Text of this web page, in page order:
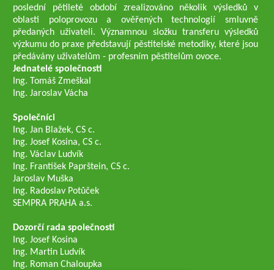
poslední pětileté období zrealizováno několik výsledků v
oblasti poloprovozu a ověřených technologií smluvně
předaných uživateli. Významnou složku transferu výsledků
výzkumu do praxe představují pěstitelské metodiky, které jsou
předávány uživatelům - profesním pěstitelům ovoce.
Jednatelé společnosti
Ing. Tomáš Zmeškal
Ing. Jaroslav Vácha
Společníci
Ing. Jan Blažek, CS c.
Ing. Josef Kosina, CS c.
Ing. Václav Ludvík
Ing. František Paprštein, CS c.
Jaroslav Muška
Ing. Radoslav Potůček
SEMPRA PRAHA a.s.
Dozorčí rada společnosti
Ing. Josef Kosina
Ing. Martin Ludvík
Ing. Roman Chaloupka